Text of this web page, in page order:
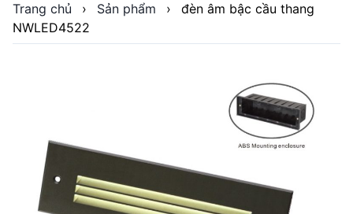
Trang chủ › Sản phẩm ›
đèn âm bậc cầu thang
NWLED4522